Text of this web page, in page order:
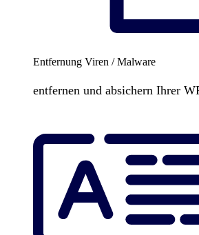
Entfernung Viren / Malware
entfernen und absichern Ihrer